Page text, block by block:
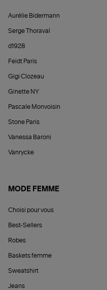
Aurélie Bidermann
Serge Thoraval
d1928
Feidt Paris
Gigi Clozeau
Ginette NY
Pascale Monvoisin
Stone Paris
Vanessa Baroni
Vanrycke
MODE FEMME
Choisi pour vous
Best-Sellers
Robes
Baskets femme
Sweatshirt
Jeans